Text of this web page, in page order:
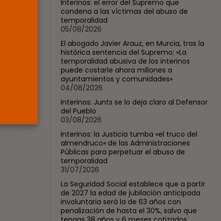
PORRAMÓN J. 04/08/2026
OPINIÓN
Interinos: Junts se lo
deja claro...
PORRAMÓN J. 03/08/2026
Interinos: el error del Supremo que
condena a las víctimas del abuso de
temporalidad
05/08/2026
El abogado Javier Arauz, en Murcia, tras la
histórica sentencia del Supremo: «La
temporalidad abusiva de los interinos
puede costarle ahora millones a
ayuntamientos y comunidades»
04/08/2026
Interinos: Junts se lo deja claro al Defensor
del Pueblo
03/08/2026
Interinos: la Justicia tumba «el truco del
almendruco» de las Administraciones
Públicas para perpetuar el abuso de
temporalidad
31/07/2026
La Seguridad Social establece que a partir
de 2027 la edad de jubilación anticipada
involuntaria será la de 63 años con
penalización de hasta el 30%, salvo que